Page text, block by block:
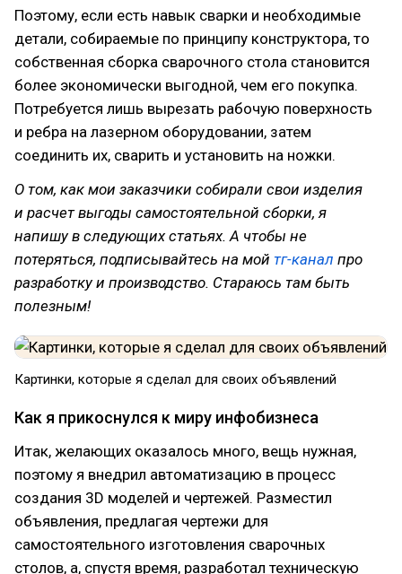
Поэтому, если есть навык сварки и необходимые
детали, собираемые по принципу конструктора, то
собственная сборка сварочного стола становится
более экономически выгодной, чем его покупка.
Потребуется лишь вырезать рабочую поверхность
и ребра на лазерном оборудовании, затем
соединить их, сварить и установить на ножки.
О том, как мои заказчики собирали свои изделия
и расчет выгоды самостоятельной сборки, я
напишу в следующих статьях. А чтобы не
потеряться, подписывайтесь на мой тг-канал про
разработку и производство. Стараюсь там быть
полезным!
Картинки, которые я сделал для своих объявлений
Как я прикоснулся к миру инфобизнеса
Итак, желающих оказалось много, вещь нужная,
поэтому я внедрил автоматизацию в процесс
создания 3D моделей и чертежей. Разместил
объявления, предлагая чертежи для
самостоятельного изготовления сварочных
столов, а, спустя время, разработал техническую